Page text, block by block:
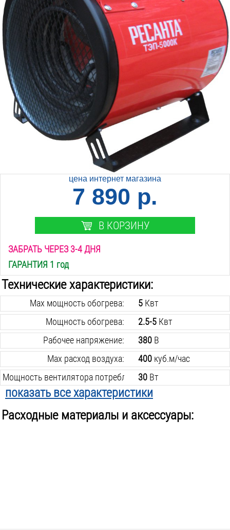
цена интернет магазина
7 890 р.
В КОРЗИНУ
ЗАБРАТЬ ЧЕРЕЗ 3-4 ДНЯ
ГАРАНТИЯ 1 год
Технические характеристики:
Max мощность обогрева: 5Квт
Мощность обогрева:
2.5-5Квт
Рабочее напряжение:
380В
Max расход воздуха:
400куб.м/час
Мощность вентилятора потребляемая:
30Вт
Режимов работы:
3
Вес инструмента:
5.4кг
показать все характеристики
Расходные материалы и аксессуары: